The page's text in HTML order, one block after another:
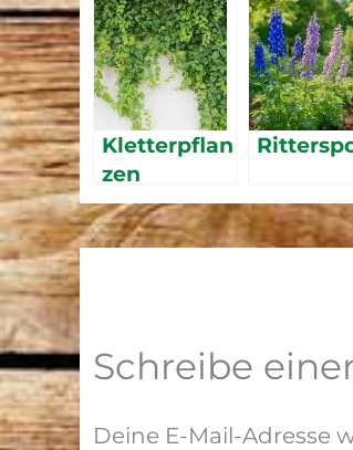
Kletterpflan
zen
schnellwac
hsend
Schreibe
Deine E-Mail-Adresse